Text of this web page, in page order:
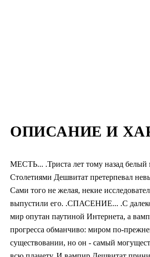
ОПИСАНИЕ И
МЕСТЬ... .Триста лет тому назад белый
Столетиями Дешвитат претерпевал
Сами того не желая, некие
выпустили его. .СПАСЕНИЕ... .С
мир опутан паутиной Интернета, а
прогресса обманчиво: миром по-
существовании, но он - самый